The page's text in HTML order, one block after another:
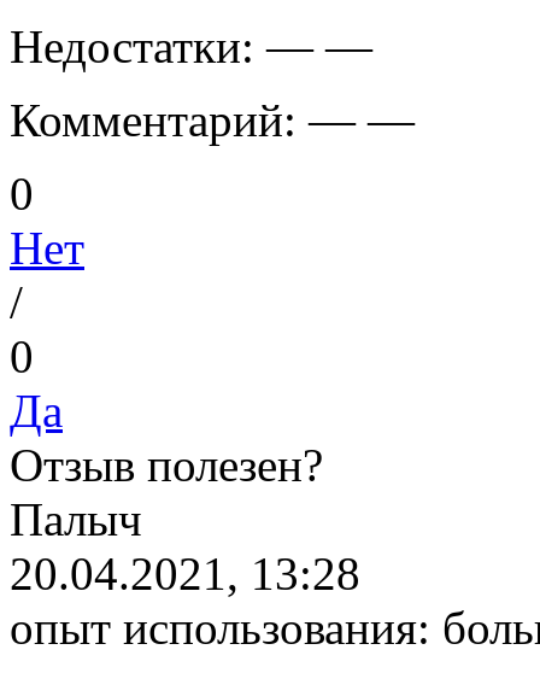
Недостатки: — —
Комментарий: — —
0
Нет
/
0
Да
Отзыв полезен?
Палыч
20.04.2021, 13:28
опыт использования: